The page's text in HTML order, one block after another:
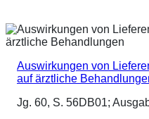
Auswirkungen von
auf ärztliche
Jg. 60, S. 56DB01;